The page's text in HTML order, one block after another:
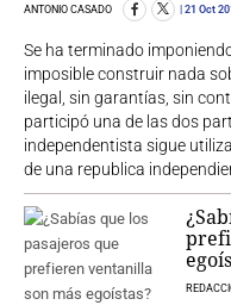
ANTONIO CASADO 21 Oct
Se ha terminado
imposible construir nada
ilegal, sin garantías, sin
participó una de las dos
independentista sigue
de una republica